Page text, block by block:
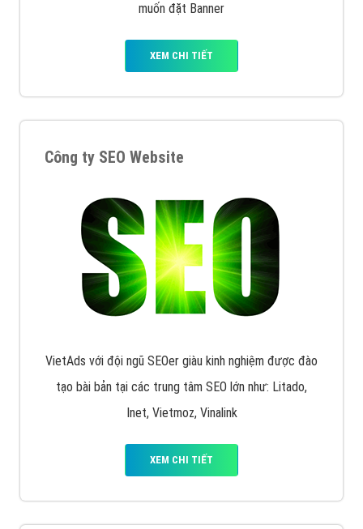
muốn đặt Banner
XEM CHI TIẾT
Công ty SEO Website
VietAds với đội ngũ SEOer giàu kinh nghiệm được đào
tạo bài bản tại các trung tâm SEO lớn như: Litado,
Inet, Vietmoz, Vinalink
XEM CHI TIẾT